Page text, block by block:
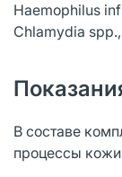
Haemophilus
Chlamydia
В составе
процессы